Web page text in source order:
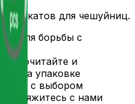
химикатов для чешуйниц.
для борьбы с
прочитайте и
на упаковке
с выбором
свяжитесь с нами